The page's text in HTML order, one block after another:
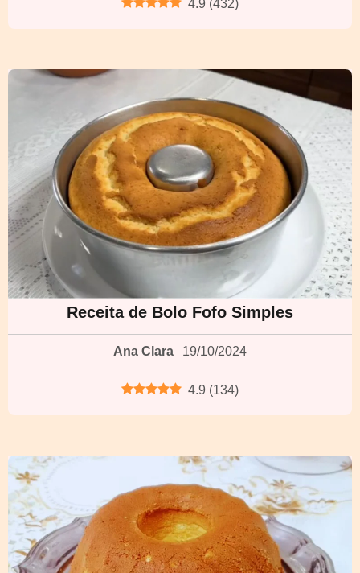
4.9 (432)
Receita de Bolo Fofo Simples
Ana Clara 19/10/2024
4.9 (134)